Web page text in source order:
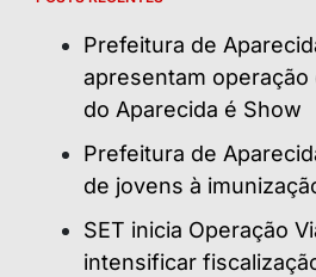
Prefeitura de
apresentam operação
do Aparecida é Show
Prefeitura de
de jovens à
SET inicia Operação
intensificar